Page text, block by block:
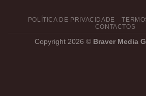
POLÍTICA DE PRIVACIDADE
CONTACTOS
Copyright 2026 © Braver Media